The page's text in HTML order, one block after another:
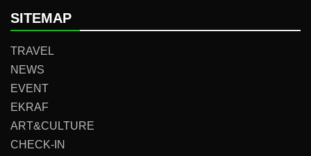
SITEMAP
TRAVEL
NEWS
EVENT
EKRAF
ART&CULTURE
CHECK-IN